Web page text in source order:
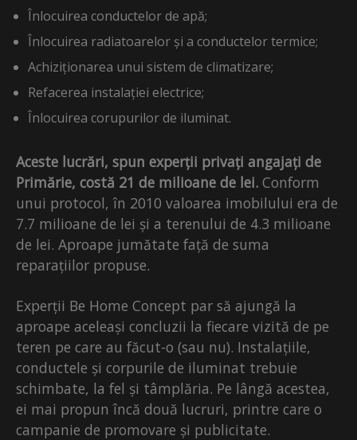
Înlocuirea conductelor de apă;
Înlocuirea radiatoarelor și a conductelor termice;
Achiziționarea unui sistem de climatizare;
Refacerea instalației electrice;
Înlocuirea corupurilor de iluminat.
Aceste lucrări, spun experții privați angajați de
Primărie, costă 21 de milioane de lei. Conform
unui protocol, în 2010 valoarea imobilului era de
7.7 milioane de lei și a terenului de 4.3 milioane
de lei. Aproape jumătate față de suma
reparațiilor propuse.
Experții Be Home Concept par să ajungă la
aproape aceleași concluzii la fiecare vizită de pe
teren pe care au făcut-o (sau nu). Instalațiile,
conductele și corpurile de iluminat trebuie
schimbate, la fel și tâmplăria. Pe lângă acestea,
ei mai propun încă două lucruri, printre care o
campanie de promovare și publicitate.